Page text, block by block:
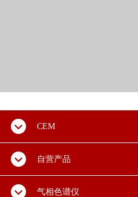
CEM
自营产品
气相色谱仪